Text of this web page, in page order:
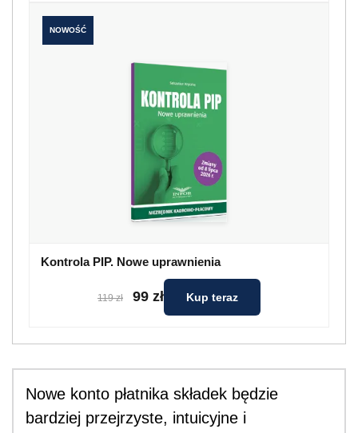
NOWOŚĆ
Kontrola PIP. Nowe uprawnienia
119 zł 99 zł Kup teraz
Nowe konto płatnika składek będzie
bardziej przejrzyste, intuicyjne i